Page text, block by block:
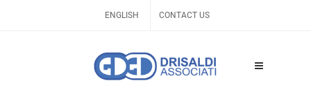
ENGLISH CONTACT US